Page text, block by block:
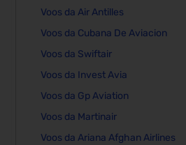
Voos da Air Antilles
Voos da Cubana De Aviacion
Voos da Swiftair
Voos da Invest Avia
Voos da Gp Aviation
Voos da Martinair
Voos da Ariana Afghan Airlines